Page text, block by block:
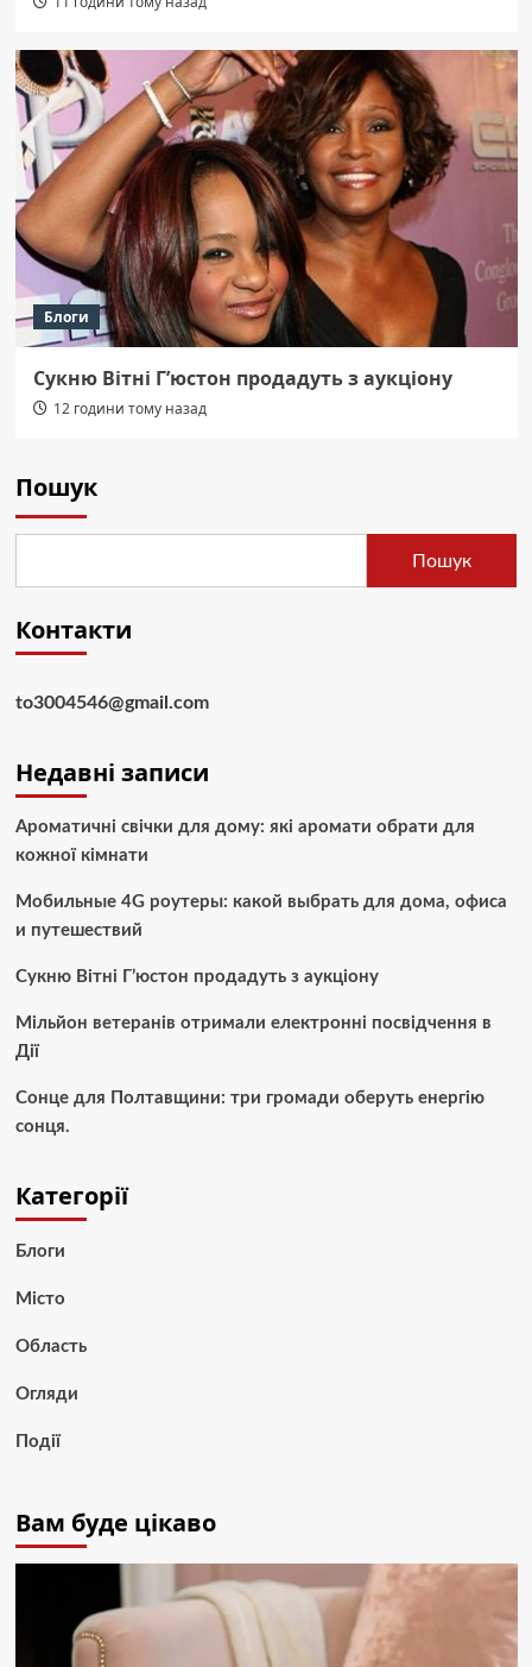
Блоги
Сукню Вітні Г’юстон продадуть з аукціону
12 години тому назад
Пошук
Пошук
Контакти
to3004546@gmail.com
Недавні записи
Ароматичні свічки для дому: які аромати обрати для
кожної кімнати
Мобильные 4G роутеры: какой выбрать для дома, офиса
и путешествий
Сукню Вітні Г’юстон продадуть з аукціону
Мільйон ветеранів отримали електронні посвідчення в
Дії
Сонце для Полтавщини: три громади оберуть енергію
сонця.
Категорії
Блоги
Місто
Область
Огляди
Події
Вам буде цікаво